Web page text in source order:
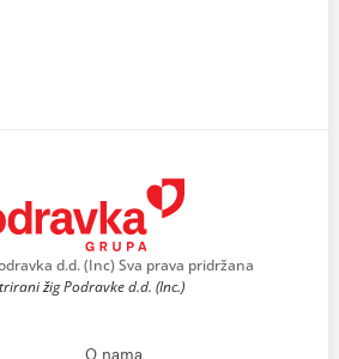
d.d. (Inc) Sva prava pridržana
žig Podravke d.d. (Inc.)
O nama